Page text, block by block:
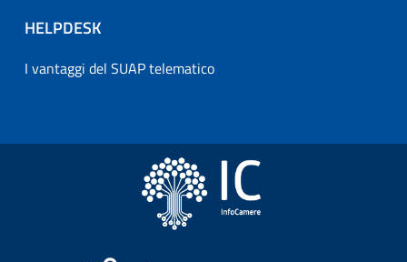
HELPDESK
I vantaggi del SUAP telematico